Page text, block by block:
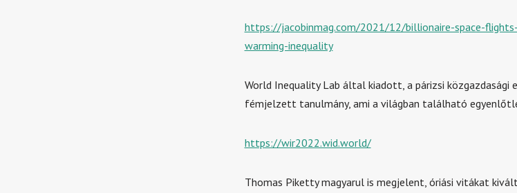
https://jacobinmag.com/2021/12/billionaire-space-
warming-inequality
World Inequality Lab által kiadott, a párizsi közgazdasági
fémjelzett tanulmány, ami a világban található
https://wir2022.wid.world/
Thomas Piketty magyarul is megjelent, óriási vitákat